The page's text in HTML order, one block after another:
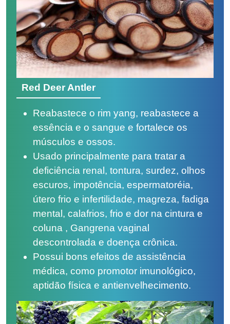
Red Deer Antler
Reabastece o rim yang, reabastece a
essência e o sangue e fortalece os
músculos e ossos.
Usado principalmente para tratar a
deficiência renal, tontura, surdez, olhos
escuros, impotência, espermatoréia,
útero frio e infertilidade, magreza, fadiga
mental, calafrios, frio e dor na cintura e
coluna , Gangrena vaginal
descontrolada e doença crônica.
Possui bons efeitos de assistência
médica, como promotor imunológico,
aptidão física e antienvelhecimento.